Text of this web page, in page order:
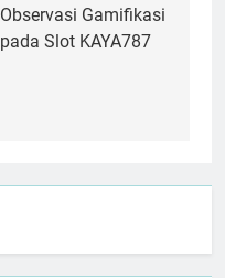
Observasi Gamifikasi
pada Slot KAYA787